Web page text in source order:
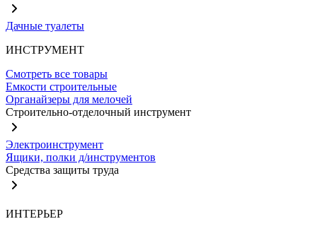
Дачные туалеты
ИНСТРУМЕНТ
Смотреть все товары
Емкости строительные
Органайзеры для мелочей
Строительно-отделочный инструмент
Электроинструмент
Ящики, полки д/инструментов
Средства защиты труда
ИНТЕРЬЕР